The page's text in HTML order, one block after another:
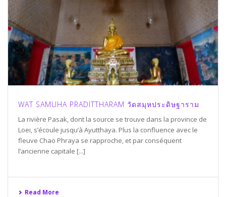
WAT SAMUHA PRADITTHARAM วัดสมุหประดิษฐาราม
La rivière Pasak, dont la source se trouve dans la province de
Loei, s’écoule jusqu’à Ayutthaya. Plus la confluence avec le
fleuve Chao Phraya se rapproche, et par conséquent
l’ancienne capitale [...]
Read More